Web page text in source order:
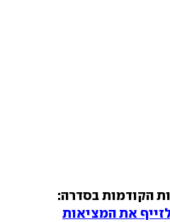
הקודמות בסדרה:
את המציאות